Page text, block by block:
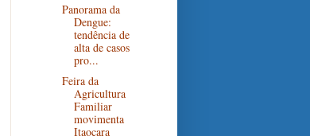
Panorama da
Dengue:
tendência de
alta de casos
pro...
Feira da
Agricultura
Familiar
movimenta
Itaocara